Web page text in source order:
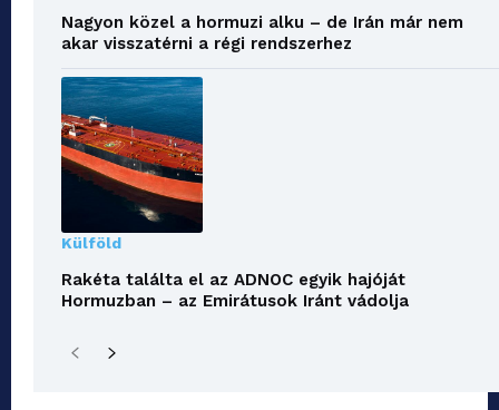
Nagyon közel a hormuzi alku – de Irán már nem
akar visszatérni a régi rendszerhez
Külföld
Rakéta találta el az ADNOC egyik hajóját
Hormuzban – az Emirátusok Iránt vádolja